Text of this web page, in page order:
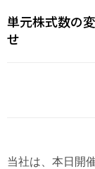
単元株式数の
せ
当社は、本日開